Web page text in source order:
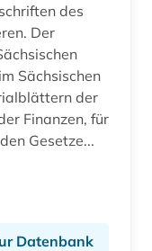
des
Der
Sächsischen
der
Finanzen, für
Gesetze...
Datenbank